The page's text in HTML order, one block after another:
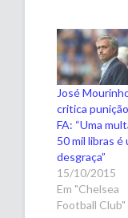
José
critica
FA: “Uma
50 mil libras é
desgraça”
15/10/2015
Em "Chelsea
Football Club"